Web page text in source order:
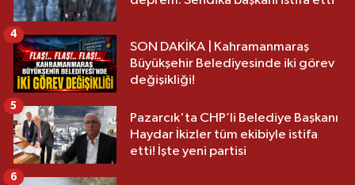
SON DAKİKA | Kahramanmaraş
Büyükşehir Belediyesinde iki görev
değişikliği!
4
Pazarcık'ta CHP’li Belediye Başkanı
Haydar İkizler tüm ekibiyle istifa
etti! İşte yeni partisi
5
6